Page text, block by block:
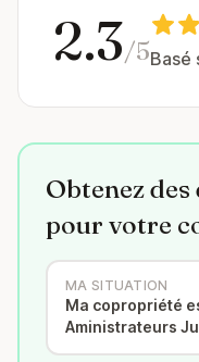
2.3/5Basé
Obtenez
pour votre
MA SITUATION
Ma copropriété
Aministrateurs